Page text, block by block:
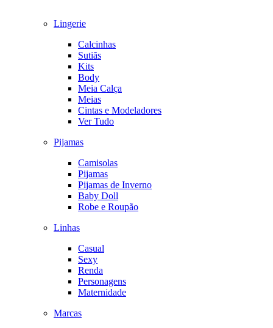
Lingerie
Calcinhas
Sutiãs
Kits
Body
Meia Calça
Meias
Cintas e Modeladores
Ver Tudo
Pijamas
Camisolas
Pijamas
Pijamas de Inverno
Baby Doll
Robe e Roupão
Linhas
Casual
Sexy
Renda
Personagens
Maternidade
Marcas